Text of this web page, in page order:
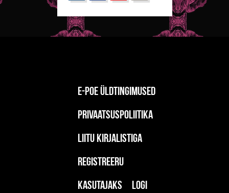
E-poe üldtingimused
Privaatsuspoliitika
Liitu kirjalistiga
Registreeru
kasutajaks
Logi